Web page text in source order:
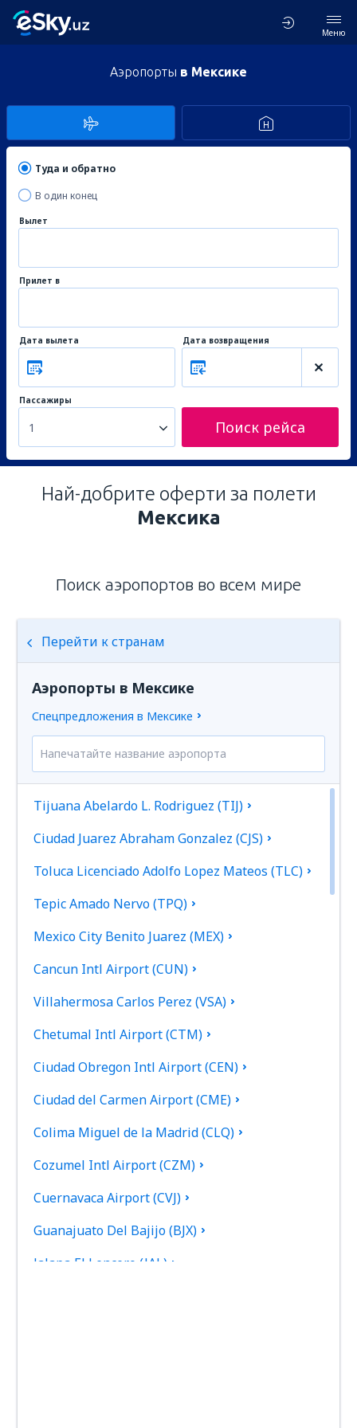
Меню
Аэропорты в Мексике
Туда и обратно
В один конец
Вылет
Прилет в
Дата вылета Дата возвращения
Пассажиры
1 Поиск рейса
Най-добрите оферти за полети
Мексика
Поиск аэропортов во всем мире
Перейти к странам
Аэропорты в Мексике
Спецпредложения в Мексике
Tijuana Abelardo L. Rodriguez (TIJ)
Ciudad Juarez Abraham Gonzalez (CJS)
Toluca Licenciado Adolfo Lopez Mateos (TLC)
Tepic Amado Nervo (TPQ)
Mexico City Benito Juarez (MEX)
Cancun Intl Airport (CUN)
Villahermosa Carlos Perez (VSA)
Chetumal Intl Airport (CTM)
Ciudad Obregon Intl Airport (CEN)
Ciudad del Carmen Airport (CME)
Colima Miguel de la Madrid (CLQ)
Cozumel Intl Airport (CZM)
Cuernavaca Airport (CVJ)
Guanajuato Del Bajijo (BJX)
Jalapa El Lencero (JAL)